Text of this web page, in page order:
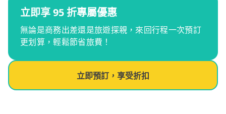
立即享 95 折專屬優惠
無論是商務出差還是旅遊探親，來回行程一次預訂
更划算，輕鬆節省旅費！
立即預訂，享受折扣